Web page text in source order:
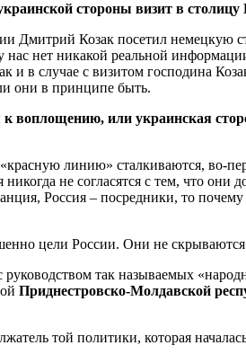
стороны визит в столицу
Дмитрий Козак посетил
нет никакой реальной
и в случае с визитом господина
они в принципе быть.
или украинская
линию» сталкиваются, во-
не согласятся с тем, что они
Россия – посредники, то
цели России. Они не скрываются
так называемых
Приднестровско-Молдавской
той политики, которая